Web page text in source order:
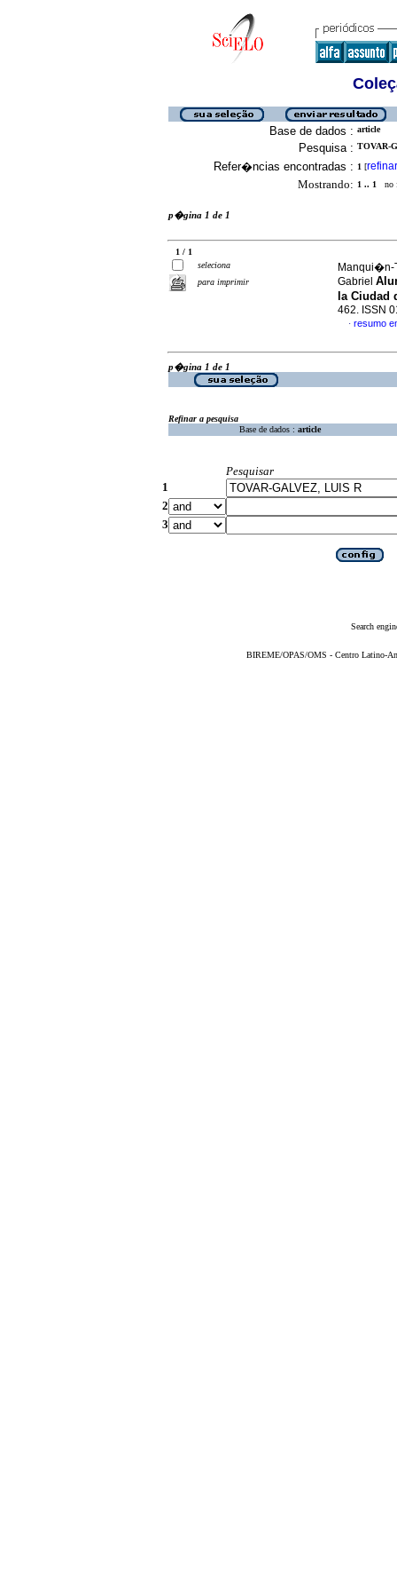
Base de dados : article
Pesquisa : TOVAR-
Refer�ncias encontradas : 1 [refinar
Mostrando: 1 .. 1 no
p�gina 1 de 1
1 / 1
seleciona
para imprimir
Manqui�n-
Gabriel
la
462. ISSN
· resumo
p�gina 1 de 1
Refinar a pesquisa
Base de dados : article
Pesquisar
1
2
3
Search
BIREME/OPAS/OMS - Centro Latino-